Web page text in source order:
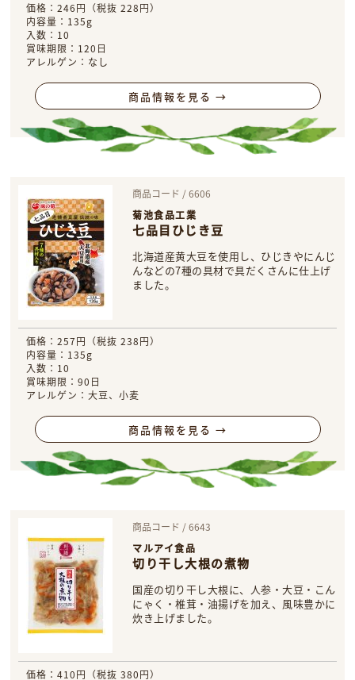
価格：246円（税抜 228円）
内容量：135g
入数：10
賞味期限：120日
アレルゲン：なし
商品情報を見る →
商品コード / 6606
菊池食品工業
七品目ひじき豆
北海道産黄大豆を使用し、ひじきやにんじ
んなどの7種の具材で具だくさんに仕上げ
ました。
価格：257円（税抜 238円）
内容量：135g
入数：10
賞味期限：90日
アレルゲン：大豆、小麦
商品情報を見る →
商品コード / 6643
マルアイ食品
切り干し大根の煮物
国産の切り干し大根に、人参・大豆・こん
にゃく・椎茸・油揚げを加え、風味豊かに
炊き上げました。
価格：410円（税抜 380円）